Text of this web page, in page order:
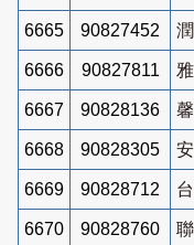
6665 90827452
6666 90827811
6667 90828136
6668 90828305
6669 90828712
6670 90828760